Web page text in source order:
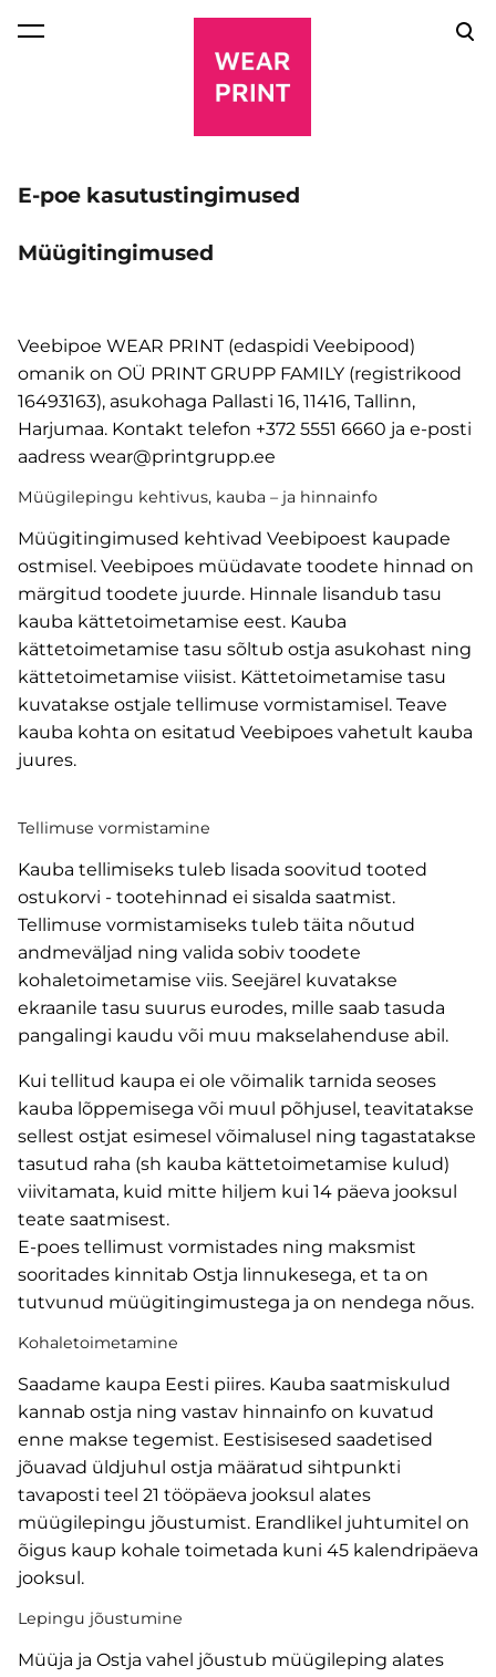
lisati ostukorvi.
E-poe kasutustingimused
Müügitingimused
Veebipoe WEAR PRINT (edaspidi Veebipood)
omanik on OÜ PRINT GRUPP FAMILY (registrikood
16493163), asukohaga Pallasti 16, 11416, Tallinn,
Harjumaa. Kontakt telefon +372 5551 6660 ja e-posti
aadress wear@printgrupp.ee
Müügilepingu kehtivus, kauba – ja hinnainfo
Müügitingimused kehtivad Veebipoest kaupade
ostmisel. Veebipoes müüdavate toodete hinnad on
märgitud toodete juurde. Hinnale lisandub tasu
kauba kättetoimetamise eest. Kauba
kättetoimetamise tasu sõltub ostja asukohast ning
kättetoimetamise viisist. Kättetoimetamise tasu
kuvatakse ostjale tellimuse vormistamisel. Teave
kauba kohta on esitatud Veebipoes vahetult kauba
juures.
Tellimuse vormistamine
Kauba tellimiseks tuleb lisada soovitud tooted
ostukorvi - tootehinnad ei sisalda saatmist.
Tellimuse vormistamiseks tuleb täita nõutud
andmeväljad ning valida sobiv toodete
kohaletoimetamise viis. Seejärel kuvatakse
ekraanile tasu suurus eurodes, mille saab tasuda
pangalingi kaudu või muu makselahenduse abil.
Kui tellitud kaupa ei ole võimalik tarnida seoses
kauba lõppemisega või muul põhjusel, teavitatakse
sellest ostjat esimesel võimalusel ning tagastatakse
tasutud raha (sh kauba kättetoimetamise kulud)
viivitamata, kuid mitte hiljem kui 14 päeva jooksul
teate saatmisest.
E-poes tellimust vormistades ning maksmist
sooritades kinnitab Ostja linnukesega, et ta on
tutvunud müügitingimustega ja on nendega nõus.
Kohaletoimetamine
Saadame kaupa Eesti piires. Kauba saatmiskulud
kannab ostja ning vastav hinnainfo on kuvatud
enne makse tegemist. Eestisisesed saadetised
jõuavad üldjuhul ostja määratud sihtpunkti
tavaposti teel 21 tööpäeva jooksul alates
müügilepingu jõustumist. Erandlikel juhtumitel on
õigus kaup kohale toimetada kuni 45 kalendripäeva
jooksul.
Lepingu jõustumine
Müüja ja Ostja vahel jõustub müügileping alates